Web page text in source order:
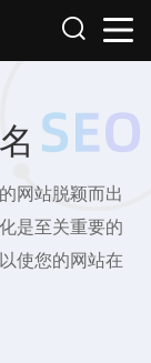
网站脱颖而出
是至关重要的
使您的网站在